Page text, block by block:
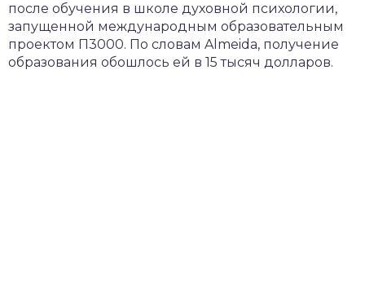
после обучения в школе духовной психологии,
запущенной международным образовательным
проектом П3000. По словам Almeida, получение
образования обошлось ей в 15 тысяч долларов.